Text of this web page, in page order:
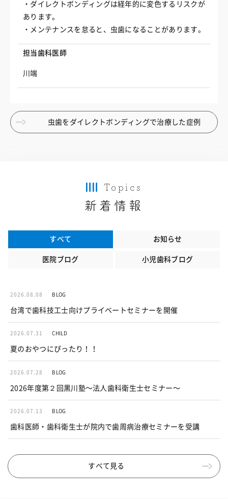
・ダイレクトボンディングは経年的に変色するリスクが
あります。
・メンテナンスを怠ると、虫歯になることがあります。
担当歯科医師
川端
虫歯をダイレクトボンディングで治療した症例
Topics
新着情報
すべて お知らせ
医院ブログ 小児歯科ブログ
2026.08.08 BLOG
台湾で歯科技工士向けプライベートセミナーを開催
2026.07.31 CHILD
夏のおやつにぴったり！！
2026.07.28 BLOG
2026年度第２回黒川塾〜法人歯科衛生士セミナー〜
2026.07.13 BLOG
歯科医師・歯科衛生士が院内で歯周病治療セミナーを受講
すべて見る